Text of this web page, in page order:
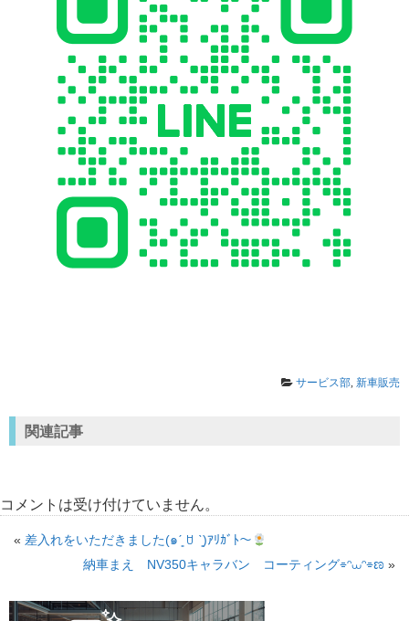
サービス部 新車販売
関連記事
コメントは受け付けていません。
« 差入れをいただきました(๑ˊ͈ ꇴ ˋ͈)ｱﾘｶﾞﾄ〜
納車まえ NV350キャラバン コーティング⌯ᵔ⩊ᵔ⌯ಣ »